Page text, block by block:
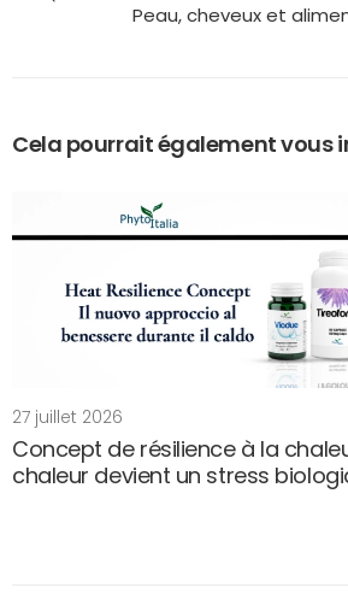
Peau, cheveux et
Cela pourrait également vous
27 juillet 2026
Concept de résilience à la
chaleur devient un stress